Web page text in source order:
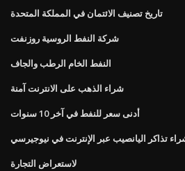
تاريخ تصنيف الائتمان في المملكة المتحدة
شركة النفط الروسية روزنفت
النفط الخام الرطب والجاف
شراء الذهب على الانترنت آمنة
أدنى سعر للنفط في آخر 10 سنوات
تذاكر اليانصيب عبر الإنترنت في نيوجيرسي
لاستعراض التجارة